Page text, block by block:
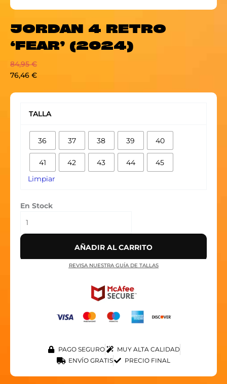
JORDAN 4 RETRO
‘FEAR’ (2024)
84,95€
76,46 €
TALLA
36 37 38 39 40
41 42 43 44 45
Limpiar
En Stock
'FEAR'
(2024)
cantidad
AÑADIR AL CARRITO
REVISA NUESTRA GUÍA DE TALLAS
PAGO SEGURO
MUY ALTA CALIDAD
ENVÍO GRATIS
PRECIO FINAL